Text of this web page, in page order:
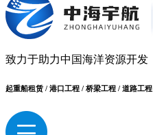
致力于助力中国海洋资源开发
起重船租赁 / 港口工程 / 桥梁工程 / 道路工程